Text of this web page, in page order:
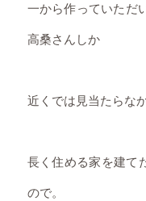
一から作っていただ
高桑さんしか
近くでは見当たらな
長く住める家を建て
ので。